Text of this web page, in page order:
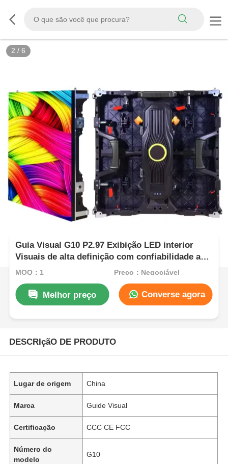
2 / 6
Guia Visual G10 P2.97 Exibição LED interior
Visuais de alta definição com confiabilidade a
longo prazo
MOQ：1 Preço：Negociável
Melhor preço Converse agora
DESCRIçãO DE PRODUTO
Lugar de origem China
Marca Guide Visual
Certificação CCC CE FCC
Número do
modelo
G10